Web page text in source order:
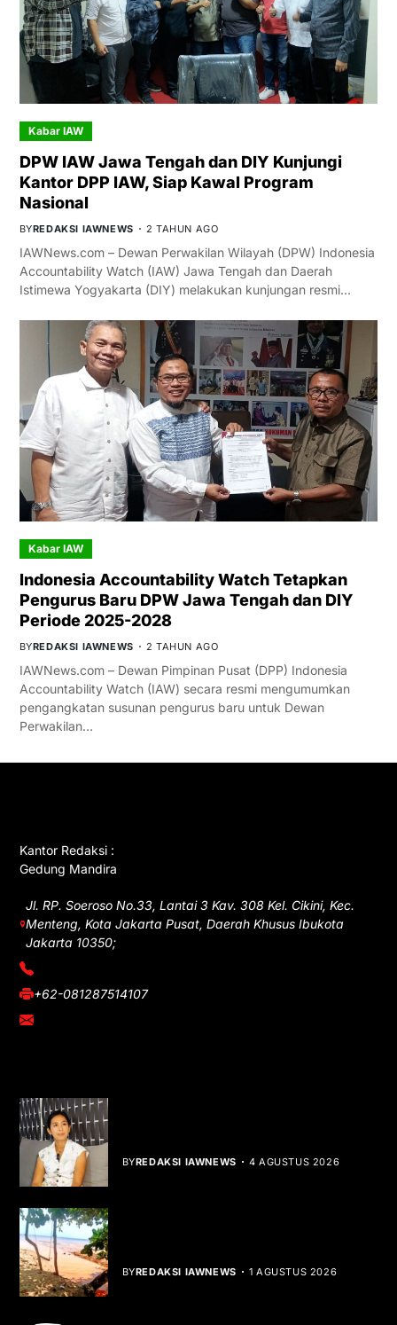
Kabar IAW
DPW IAW Jawa Tengah dan DIY Kunjungi
Kantor DPP IAW, Siap Kawal Program
Nasional
BYREDAKSI IAWNEWS 2 TAHUN AGO
IAWNews.com – Dewan Perwakilan Wilayah (DPW) Indonesia
Accountability Watch (IAW) Jawa Tengah dan Daerah
Istimewa Yogyakarta (DIY) melakukan kunjungan resmi…
Kabar IAW
Indonesia Accountability Watch Tetapkan
Pengurus Baru DPW Jawa Tengah dan DIY
Periode 2025-2028
BYREDAKSI IAWNEWS 2 TAHUN AGO
IAWNews.com – Dewan Pimpinan Pusat (DPP) Indonesia
Accountability Watch (IAW) secara resmi mengumumkan
pengangkatan susunan pengurus baru untuk Dewan
Perwakilan…
Kantor Redaksi :
Gedung Mandira
Jl. RP. Soeroso No.33, Lantai 3 Kav. 308 Kel. Cikini, Kec.
Menteng, Kota Jakarta Pusat, Daerah Khusus Ibukota
Jakarta 10350;
(021) 3908026
+62-081287514107
adm@iawnews.com
BYREDAKSI IAWNEWS 4 AGUSTUS 2026
BYREDAKSI IAWNEWS 1 AGUSTUS 2026